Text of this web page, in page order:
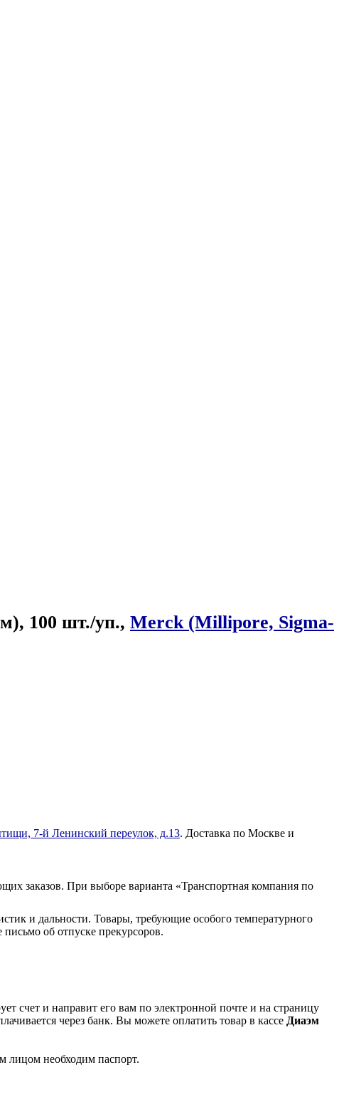
100 шт./уп., Merck (Millipore, Sigma-
7-й Ленинский переулок, д.13. Доставка по Москве и
заказов. При выборе варианта «Транспортная компания по
и дальности. Товары, требующие особого температурного
об отпуске прекурсоров.
счет и направит его вам по электронной почте и на страницу
через банк. Вы можете оплатить товар в кассе Диаэм
лицом необходим паспорт.